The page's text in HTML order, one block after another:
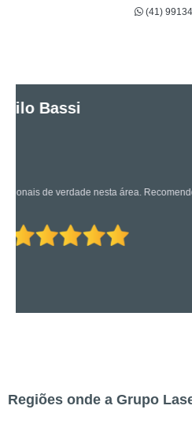
(41)
Os caras são bons mesmo!
Regiões onde a Grupo